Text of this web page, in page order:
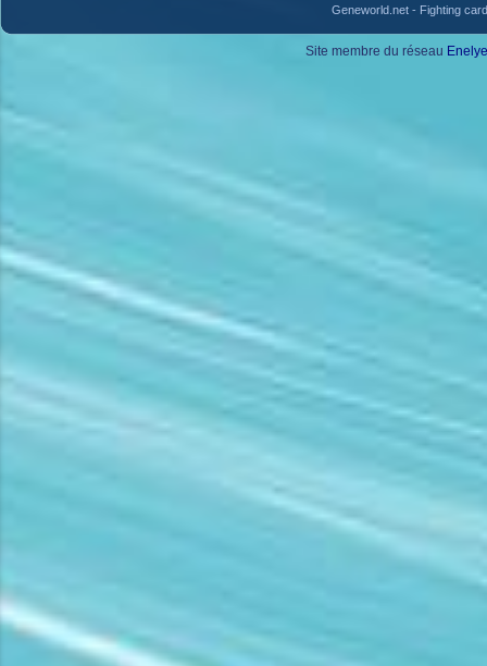
Geneworld.net- Fighting
Site membre du réseau Enelye